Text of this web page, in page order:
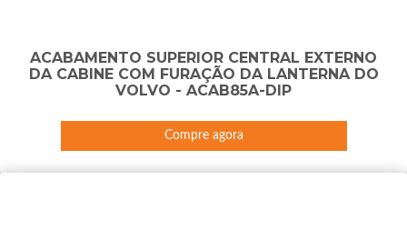
ACABAMENTO SUPERIOR CENTRAL EXTERNO
DA CABINE COM FURAÇÃO DA LANTERNA DO
VOLVO - ACAB85A-DIP
Compre agora